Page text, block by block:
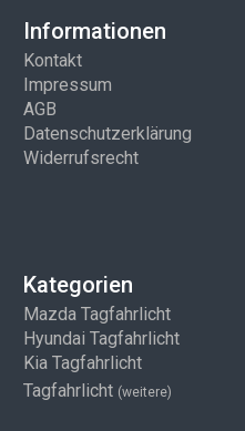
Informationen
Kontakt
Impressum
AGB
Datenschutzerklärung
Widerrufsrecht
Kategorien
Mazda Tagfahrlicht
Hyundai Tagfahrlicht
Kia Tagfahrlicht
Tagfahrlicht (weitere)